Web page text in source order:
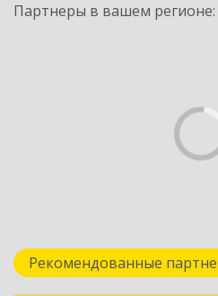
Партнеры в вашем регионе:
Рекомендованные